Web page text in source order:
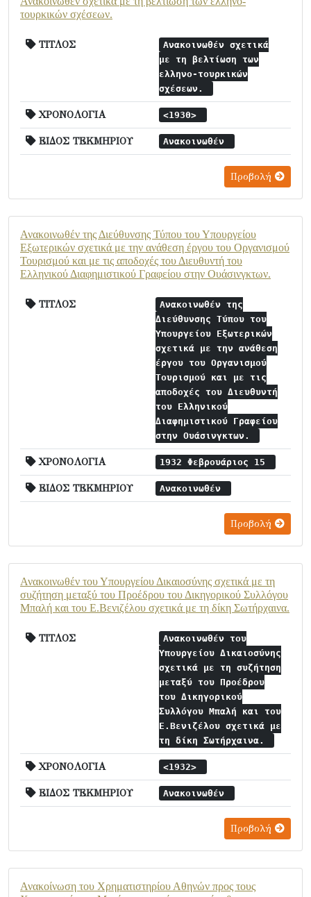
τουρκικών σχέσεων.
ΤΙΤΛΟΣ
Ανακοινωθέν σχετικά
με τη βελτίωση των
ελληνο-τουρκικών
σχέσεων.
ΧΡΟΝΟΛΟΓΙΑ <1930>
ΕΙΔΟΣ ΤΕΚΜΗΡΙΟΥ Ανακοινωθέν
Προβολή
Ανακοινωθέν της Διεύθυνσης Τύπου του Υπουργείου
Εξωτερικών σχετικά με την ανάθεση έργου του Οργανισμού
Τουρισμού και με τις αποδοχές του Διευθυντή του
Ελληνικού Διαφημιστικού Γραφείου στην Ουάσινγκτων.
ΤΙΤΛΟΣ
Ανακοινωθέν της
Διεύθυνσης Τύπου του
Υπουργείου Εξωτερικών
σχετικά με την ανάθεση
έργου του Οργανισμού
Τουρισμού και με τις
αποδοχές του Διευθυντή
του Ελληνικού
Διαφημιστικού Γραφείου
στην Ουάσινγκτων.
ΧΡΟΝΟΛΟΓΙΑ 1932 Φεβρουάριος 15
ΕΙΔΟΣ ΤΕΚΜΗΡΙΟΥ Ανακοινωθέν
Προβολή
Ανακοινωθέν του Υπουργείου Δικαιοσύνης σχετικά με τη
συζήτηση μεταξύ του Προέδρου του Δικηγορικού Συλλόγου
Μπαλή και του Ε.Βενιζέλου σχετικά με τη δίκη Σωτήρχαινα.
ΤΙΤΛΟΣ
Ανακοινωθέν του
Υπουργείου Δικαιοσύνης
σχετικά με τη συζήτηση
μεταξύ του Προέδρου
του Δικηγορικού
Συλλόγου Μπαλή και του
Ε.Βενιζέλου σχετικά με
τη δίκη Σωτήρχαινα.
ΧΡΟΝΟΛΟΓΙΑ <1932>
ΕΙΔΟΣ ΤΕΚΜΗΡΙΟΥ Ανακοινωθέν
Προβολή
Ανακοίνωση του Χρηματιστηρίου Αθηνών προς τους